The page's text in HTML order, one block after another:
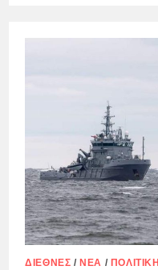
ΔΙΕΘΝΈΣ / ΝΈΑ / ΠΟΛΙΤΙΚΉ